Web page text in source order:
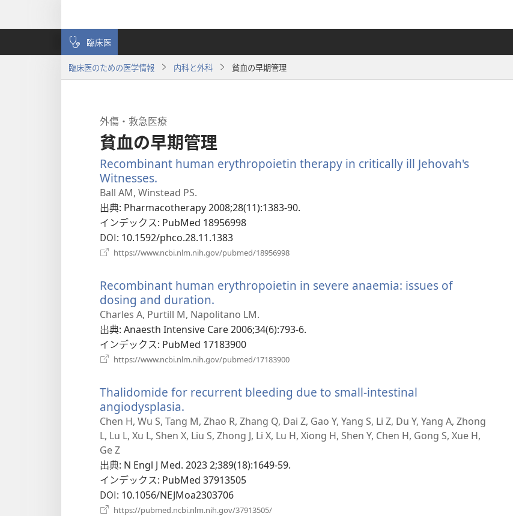
臨床医
臨床医のための医学情報 内科と外科 貧血の早期管理
外傷・救急医療
貧血の早期管理
Recombinant human erythropoietin therapy in critically ill Jehovah's
Witnesses.
し
い
タ
ブ
で
く）
Ball AM, Winstead PS.
出典‎: Pharmacotherapy 2008;28(11):1383-90.
インデックス‎: PubMed 18956998
DOI‎: 10.1592/phco.28.11.1383
https://www.ncbi.nlm.nih.gov/pubmed/18956998
タ
く）
Recombinant human erythropoietin in severe anaemia: issues of
dosing and duration.
し
い
タ
ブ
開
く）
Charles A, Purtill M, Napolitano LM.
出典‎: Anaesth Intensive Care 2006;34(6):793-6.
インデックス‎: PubMed 17183900
https://www.ncbi.nlm.nih.gov/pubmed/17183900
タ
ブ
開
く）
Thalidomide for recurrent bleeding due to small-intestinal
angiodysplasia.
し
い
ブ
で
開
く）
Chen H, Wu S, Tang M, Zhao R, Zhang Q, Dai Z, Gao Y, Yang S, Li Z, Du Y, Yang A, Zhong
L, Lu L, Xu L, Shen X, Liu S, Zhong J, Li X, Lu H, Xiong H, Shen Y, Chen H, Gong S, Xue H,
Ge Z
出典‎: N Engl J Med. 2023 2;389(18):1649-59.
インデックス‎: PubMed 37913505
DOI‎: 10.1056/NEJMoa2303706
https://pubmed.ncbi.nlm.nih.gov/37913505/